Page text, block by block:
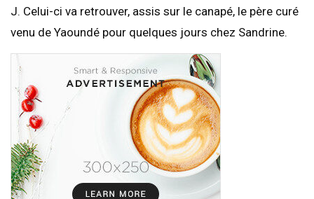
J. Celui-ci va retrouver, assis sur le canapé, le père curé
venu de Yaoundé pour quelques jours chez Sandrine.